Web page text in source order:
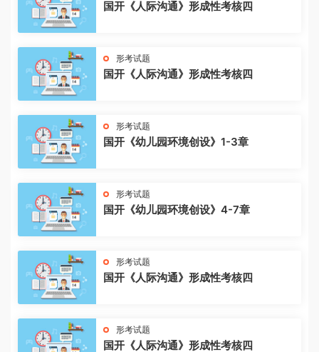
国开《人际沟通》形成性考核四
形考试题
国开《人际沟通》形成性考核四
形考试题
国开《幼儿园环境创设》1-3章
形考试题
国开《幼儿园环境创设》4-7章
形考试题
国开《人际沟通》形成性考核四
形考试题
国开《人际沟通》形成性考核四